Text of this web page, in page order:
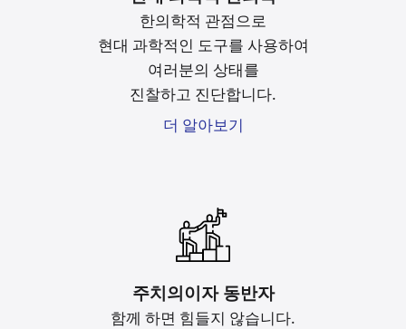
한의학적 관점으로
현대 과학적인 도구를 사용하여
여러분의 상태를
진찰하고 진단합니다.
더 알아보기
주치의이자 동반자
함께 하면 힘들지 않습니다.